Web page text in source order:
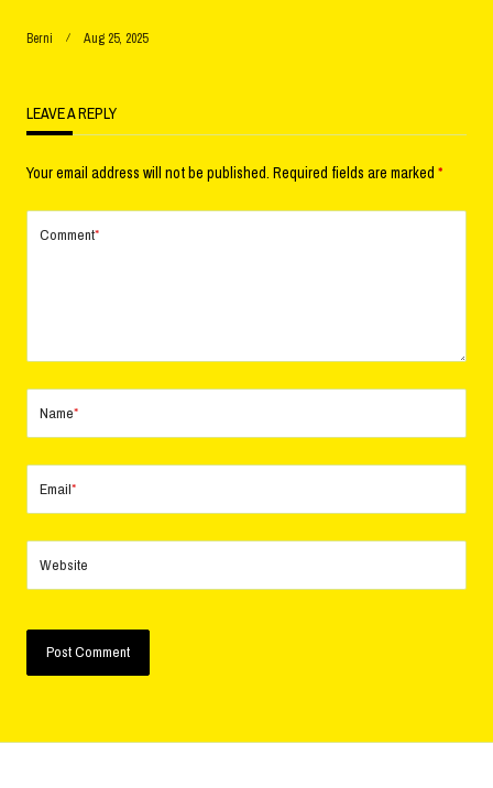
Berni Aug 25, 2025
LEAVE A REPLY
Your email address will not be published. Required fields are marked *
Comment*
Name*
Email*
Website